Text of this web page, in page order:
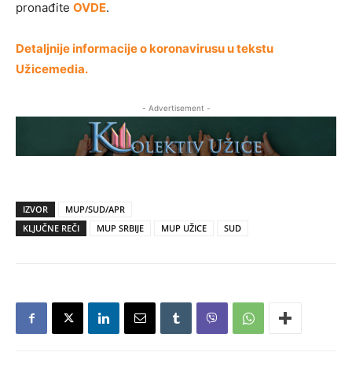
pronađite OVDE.
Detaljnije informacije o koronavirusu u tekstu
Užicemedia.
- Advertisement -
IZVOR
MUP/SUD/APR
KLJUČNE REČI
MUP SRBIJE MUP UŽICE SUD